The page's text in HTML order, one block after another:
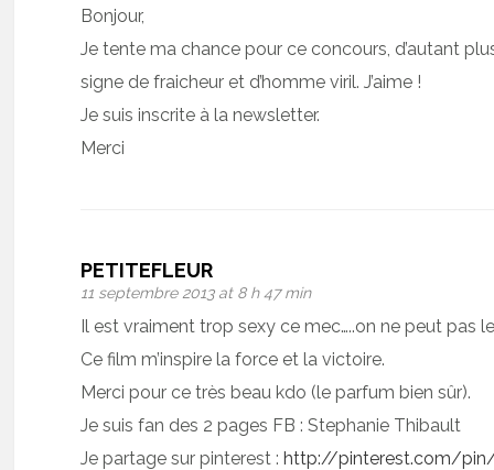
Bonjour,
Je tente ma chance pour ce concours, d’autant
signe de fraicheur et d’homme viril. J’aime !
Je suis inscrite à la newsletter.
Merci
PETITEFLEUR
11 septembre 2013 at 8 h 47 min
Il est vraiment trop sexy ce mec…..on ne peut pas
Ce film m’inspire la force et la victoire.
Merci pour ce très beau kdo (le parfum bien sûr).
Je suis fan des 2 pages FB : Stephanie Thibault
Je partage sur pinterest :http://pinterest.com/